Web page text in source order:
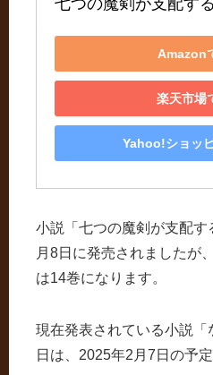
七つの魔剣が支配する
Amazon
楽天市場
Yahoo!ショッ
小説「七つの魔剣が支配
月8日に発売されましたが
は14巻になります。
現在発表されている小説
日は、2025年2月7日の予